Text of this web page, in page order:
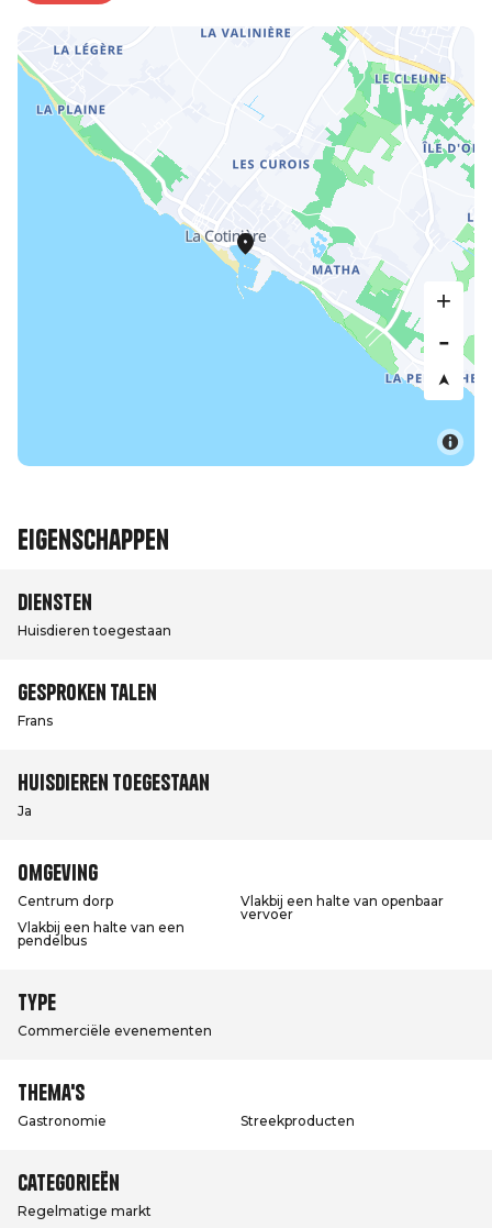
Eigenschappen
Diensten
Huisdieren toegestaan
Gesproken talen
Frans
Huisdieren toegestaan
Ja
Omgeving
Centrum dorp
Vlakbij een halte van openbaar
vervoer
Vlakbij een halte van een
pendelbus
Type
Commerciële evenementen
Thema's
Gastronomie Streekproducten
Categorieën
Regelmatige markt